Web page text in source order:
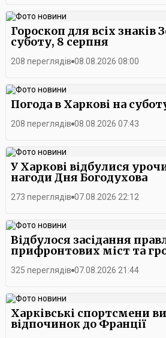
Гороскоп для всіх знаків
суботу, 8 серпня
208 переглядів 08.08.2026 08:00
Погода в Харкові на
208 переглядів 08.08.2026 07:43
У Харкові відбулися
нагоди Дня Богодухова
273 переглядів 07.08.2026 22:12
Відбулося засідання
прифронтових міст та
325 переглядів 07.08.2026 21:44
Харківські спортсмени
відпочинок до Франції